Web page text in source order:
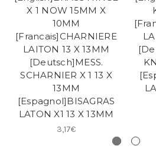
X 1 NOW 15MM X
10MM
[Francais]CHARNIERE
LAITON 13 X 13MM
[Deutsch]MESS.
SCHARNIER X 1 13 X
13MM
[Espagnol]BISAGRAS
LATON X1 13 X 13MM
3,17€